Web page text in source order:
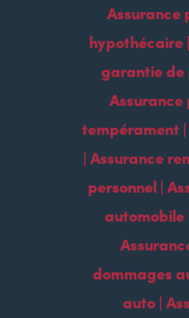
Assurance
hypothécaire
garantie de
Assurance
tempérament
| Assurance
personnel |
automobile
dommages
auto |